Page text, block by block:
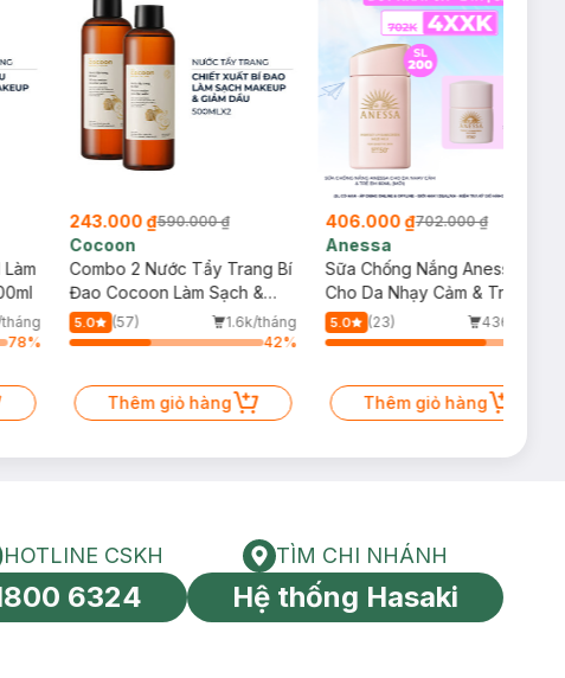
78%
243.000 ₫590.000 ₫
Cocoon
Combo 2 Nước Tẩy Trang Bí
Đao Cocoon Làm Sạch &
Giảm Dầu 500ml
5.0 (57)
1.6k/tháng
42%
Thêm giỏ hàng
406.000 ₫702.000 ₫
Anessa
Sữa Chống Nắng Anessa
Cho Da Nhạy Cảm & Trẻ Em
60ml (Mới)
5.0 (23)
436/tháng
Thêm giỏ hàng
tín toàn cầu
HOTLINE CSKH
HOTLINE CSKH
6324
Tìm chi nhánh
TÌM CHI NHÁNH
Hệ thống Hasaki